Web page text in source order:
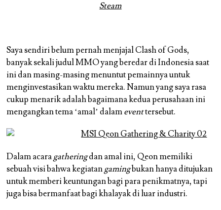
Steam
Saya sendiri belum pernah menjajal Clash of Gods,
banyak sekali judul MMO yang beredar di Indonesia saat
ini dan masing-masing menuntut pemainnya untuk
menginvestasikan waktu mereka. Namun yang saya rasa
cukup menarik adalah bagaimana kedua perusahaan ini
mengangkan tema ‘amal’ dalameventtersebut.
Dalam acaragatheringdan amal ini, Qeon memiliki
sebuah visi bahwa kegiatangamingbukan hanya ditujukan
untuk memberi keuntungan bagi para penikmatnya, tapi
juga bisa bermanfaat bagi khalayak di luar industri.